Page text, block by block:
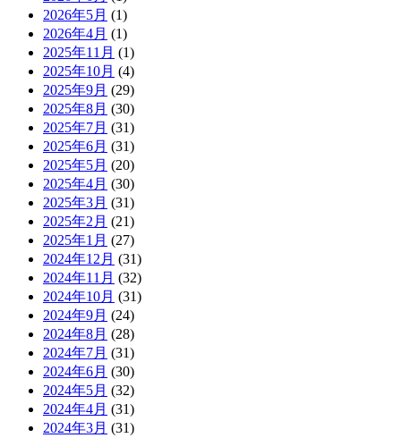
2026年5月 (1)
2026年4月 (1)
2025年11月 (1)
2025年10月 (4)
2025年9月 (29)
2025年8月 (30)
2025年7月 (31)
2025年6月 (31)
2025年5月 (20)
2025年4月 (30)
2025年3月 (31)
2025年2月 (21)
2025年1月 (27)
2024年12月 (31)
2024年11月 (32)
2024年10月 (31)
2024年9月 (24)
2024年8月 (28)
2024年7月 (31)
2024年6月 (30)
2024年5月 (32)
2024年4月 (31)
2024年3月 (31)